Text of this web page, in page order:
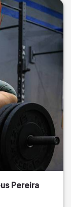
Pereira